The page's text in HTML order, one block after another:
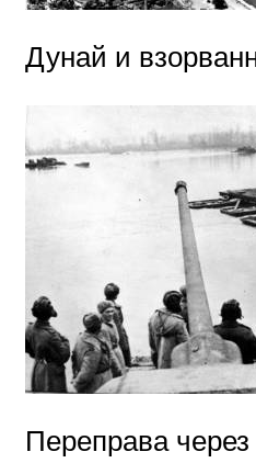
Дунай и
Переправа